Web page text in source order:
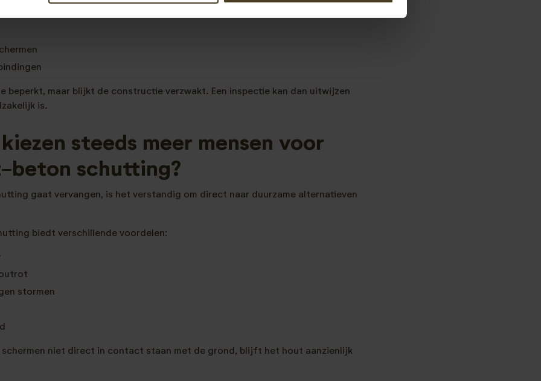
beperkt, maar blijkt de constructie verzwakt. Een inspectie kan dan uitwijzen
is.
steeds meer mensen voor
beton schutting?
gaat vervangen, is het verstandig om direct naar duurzame alternatieven
biedt verschillende voordelen:
stormen
niet direct in contact staan met de grond, blijft het hout aanzienlijk